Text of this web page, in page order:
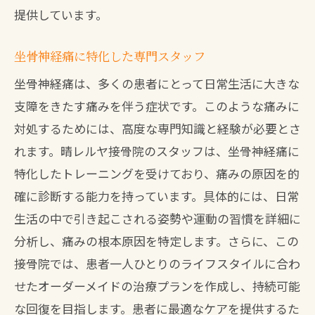
提供しています。
坐骨神経痛に特化した専門スタッフ
坐骨神経痛は、多くの患者にとって日常生活に大きな
支障をきたす痛みを伴う症状です。このような痛みに
対処するためには、高度な専門知識と経験が必要とさ
れます。晴レルヤ接骨院のスタッフは、坐骨神経痛に
特化したトレーニングを受けており、痛みの原因を的
確に診断する能力を持っています。具体的には、日常
生活の中で引き起こされる姿勢や運動の習慣を詳細に
分析し、痛みの根本原因を特定します。さらに、この
接骨院では、患者一人ひとりのライフスタイルに合わ
せたオーダーメイドの治療プランを作成し、持続可能
な回復を目指します。患者に最適なケアを提供するた